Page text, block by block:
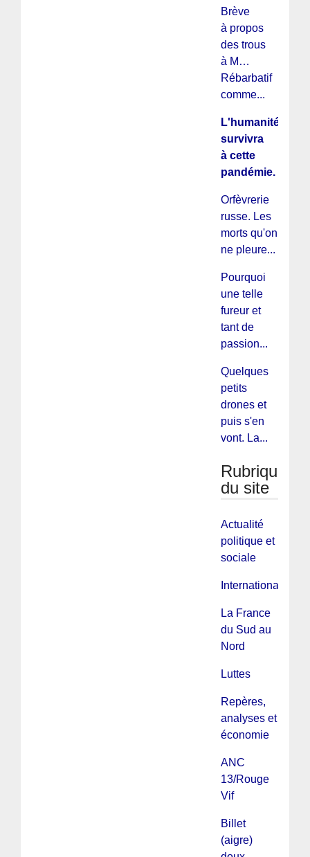
Brève
à propos
des trous
à M…
Rébarbatif
comme...
L'humanité
survivra
à cette
pandémie.
Orfèvrerie
russe. Les
morts qu'on
ne pleure...
Pourquoi
une telle
fureur et
tant de
passion...
Quelques
petits
drones et
puis s'en
vont. La...
Rubriques
du site
Actualité
politique et
sociale
International
La France
du Sud au
Nord
Luttes
Repères,
analyses et
économie
ANC
13/Rouge
Vif
Billet
(aigre)